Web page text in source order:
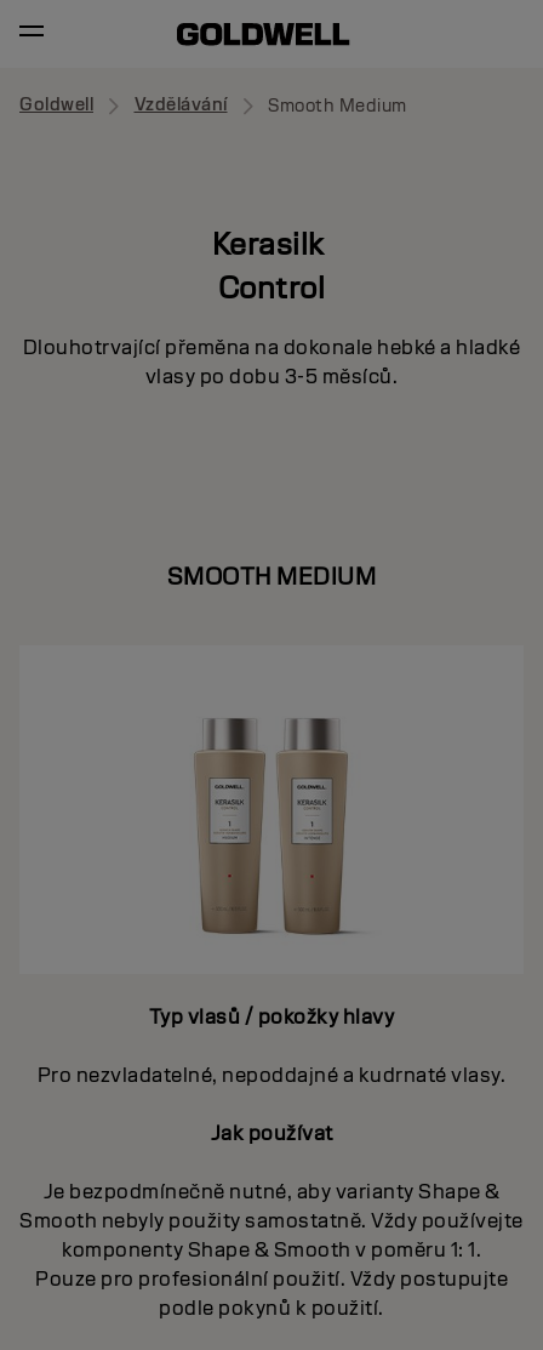
Goldwell Vzdělávání Smooth Medium
Kerasilk
Control
Dlouhotrvající přeměna na dokonale hebké a hladké
vlasy po dobu 3-5 měsíců.
SMOOTH MEDIUM
Typ vlasů / pokožky hlavy
Pro nezvladatelné, nepoddajné a kudrnaté vlasy.
Jak používat
Je bezpodmínečně nutné, aby varianty Shape &
Smooth nebyly použity samostatně. Vždy používejte
komponenty Shape & Smooth v poměru 1: 1.
Pouze pro profesionální použití. Vždy postupujte
podle pokynů k použití.